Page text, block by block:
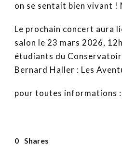
on se sentait bien vivant !
Le prochain concert aura
salon le 23 mars 2026,
étudiants du
Bernard Haller : Les
pour toutes informations
0 Shares